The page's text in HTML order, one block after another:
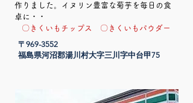
作りました。イヌリン豊富な菊芋を毎日の食
卓に・・
〇きくいもチップス 〇きくいもパウダー
〒969-3552
​福島県河沼郡湯川村大字三川字中台甲75